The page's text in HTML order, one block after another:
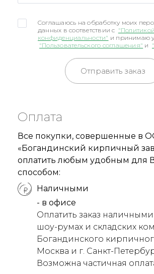
Соглашаюсь на обработку моих
данных в соответствии с "Политикой
конфиденциальности" и принимаю
"Пользовательского соглашения" и
Отправить заказ
Оплата
Все покупки, совершенные в
«Богандинский кирпичный
оплатить любым удобным для
способом:
Наличными
- в офисе
Оплатить заказ
шоу-румах и складских
Богандинского
Москва и г. Санкт-
Возможна частичная